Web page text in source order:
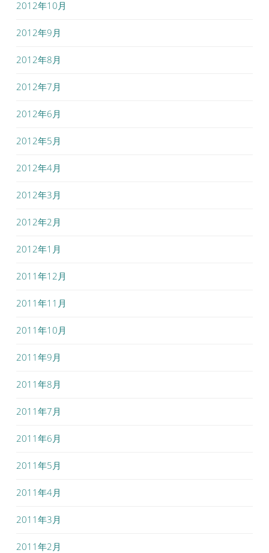
2012年10月
2012年9月
2012年8月
2012年7月
2012年6月
2012年5月
2012年4月
2012年3月
2012年2月
2012年1月
2011年12月
2011年11月
2011年10月
2011年9月
2011年8月
2011年7月
2011年6月
2011年5月
2011年4月
2011年3月
2011年2月